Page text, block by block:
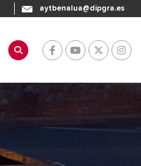
aytbenalua@dipgra.es